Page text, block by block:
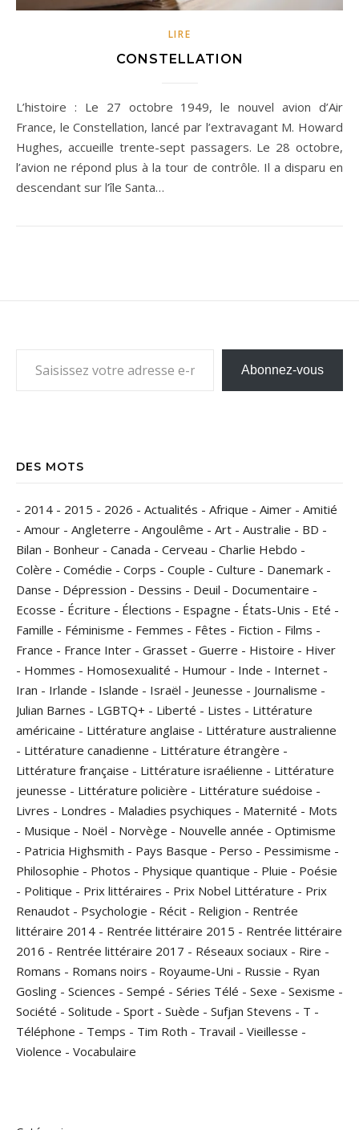
LIRE
CONSTELLATION
L’histoire : Le 27 octobre 1949, le nouvel avion d’Air
France, le Constellation, lancé par l’extravagant M. Howard
Hughes, accueille trente-sept passagers. Le 28 octobre,
l’avion ne répond plus à la tour de contrôle. Il a disparu en
descendant sur l’île Santa…
Abonnez-vous
DES MOTS
- 2014 - 2015 - 2026 - Actualités - Afrique - Aimer - Amitié
- Amour - Angleterre - Angoulême - Art - Australie - BD -
Bilan - Bonheur - Canada - Cerveau - Charlie Hebdo -
Colère - Comédie - Corps - Couple - Culture - Danemark -
Danse - Dépression - Dessins - Deuil - Documentaire -
Ecosse - Écriture - Élections - Espagne - États-Unis - Eté -
Famille - Féminisme - Femmes - Fêtes - Fiction - Films -
France - France Inter - Grasset - Guerre - Histoire - Hiver
- Hommes - Homosexualité - Humour - Inde - Internet -
Iran - Irlande - Islande - Israël - Jeunesse - Journalisme -
Julian Barnes - LGBTQ+ - Liberté - Listes - Littérature
américaine - Littérature anglaise - Littérature australienne
- Littérature canadienne - Littérature étrangère -
Littérature française - Littérature israélienne - Littérature
jeunesse - Littérature policière - Littérature suédoise -
Livres - Londres - Maladies psychiques - Maternité - Mots
- Musique - Noël - Norvège - Nouvelle année - Optimisme
- Patricia Highsmith - Pays Basque - Perso - Pessimisme -
Philosophie - Photos - Physique quantique - Pluie - Poésie
- Politique - Prix littéraires - Prix Nobel Littérature - Prix
Renaudot - Psychologie - Récit - Religion - Rentrée
littéraire 2014 - Rentrée littéraire 2015 - Rentrée littéraire
2016 - Rentrée littéraire 2017 - Réseaux sociaux - Rire -
Romans - Romans noirs - Royaume-Uni - Russie - Ryan
Gosling - Sciences - Sempé - Séries Télé - Sexe - Sexisme -
Société - Solitude - Sport - Suède - Sufjan Stevens - T -
Téléphone - Temps - Tim Roth - Travail - Vieillesse -
Violence - Vocabulaire